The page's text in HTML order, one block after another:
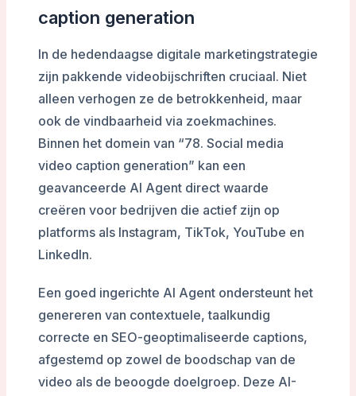
caption generation
In de hedendaagse digitale marketingstrategie
zijn pakkende videobijschriften cruciaal. Niet
alleen verhogen ze de betrokkenheid, maar
ook de vindbaarheid via zoekmachines.
Binnen het domein van “78. Social media
video caption generation” kan een
geavanceerde AI Agent direct waarde
creëren voor bedrijven die actief zijn op
platforms als Instagram, TikTok, YouTube en
LinkedIn.
Een goed ingerichte AI Agent ondersteunt het
genereren van contextuele, taalkundig
correcte en SEO-geoptimaliseerde captions,
afgestemd op zowel de boodschap van de
video als de beoogde doelgroep. Deze AI-